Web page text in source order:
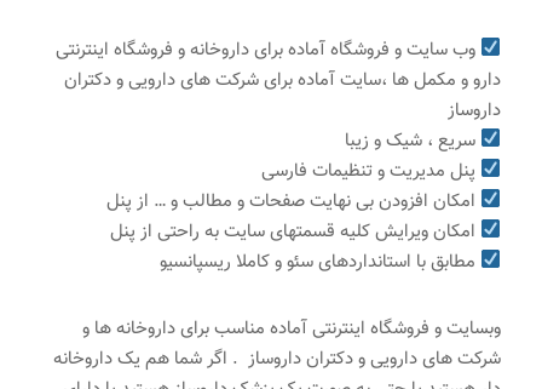
وب سایت و فروشگاه آماده برای داروخانه و فروشگاه اینترنتی
دارو و مکمل ها ،سایت آماده برای شرکت های دارویی و دکتران
داروساز
سریع ، شیک و زیبا
پنل مدیریت و تنظیمات فارسی
امکان افزودن بی نهایت صفحات و مطالب و … از پنل
امکان ویرایش کلیه قسمتهای سایت به راحتی از پنل
مطابق با استانداردهای سئو و کاملا ریسپانسیو
وبسایت و فروشگاه اینترنتی آماده مناسب برای داروخانه ها و
شرکت های دارویی و دکتران داروساز . اگر شما هم یک داروخانه